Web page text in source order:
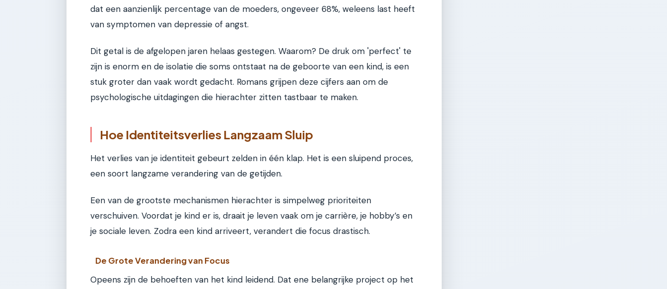
dat een aanzienlijk percentage van de moeders, ongeveer 68%, weleens last heeft
van symptomen van depressie of angst.
Dit getal is de afgelopen jaren helaas gestegen. Waarom? De druk om 'perfect' te
zijn is enorm en de isolatie die soms ontstaat na de geboorte van een kind, is een
stuk groter dan vaak wordt gedacht. Romans grijpen deze cijfers aan om de
psychologische uitdagingen die hierachter zitten tastbaar te maken.
Hoe Identiteitsverlies Langzaam Sluip
Het verlies van je identiteit gebeurt zelden in één klap. Het is een sluipend proces,
een soort langzame verandering van de getijden.
Een van de grootste mechanismen hierachter is simpelweg prioriteiten
verschuiven. Voordat je kind er is, draait je leven vaak om je carrière, je hobby’s en
je sociale leven. Zodra een kind arriveert, verandert die focus drastisch.
De Grote Verandering van Focus
Opeens zijn de behoeften van het kind leidend. Dat ene belangrijke project op het